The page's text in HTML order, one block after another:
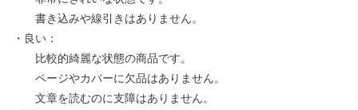
書き込みや線引きはありません。
・良い：
比較的綺麗な状態の商品です。
ページやカバーに欠品はありません。
文章を読むのに支障はありません。